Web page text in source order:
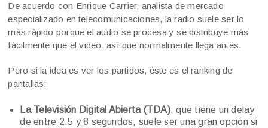
De acuerdo con Enrique Carrier, analista de mercado
especializado en telecomunicaciones, la radio suele ser lo
más rápido porque el audio se procesa y se distribuye más
fácilmente que el video, así que normalmente llega antes.
Pero si la idea es ver los partidos, éste es el ranking de
pantallas:
La Televisión Digital Abierta (TDA), que tiene un delay
de entre 2,5 y 8 segundos, suele ser una gran opción si